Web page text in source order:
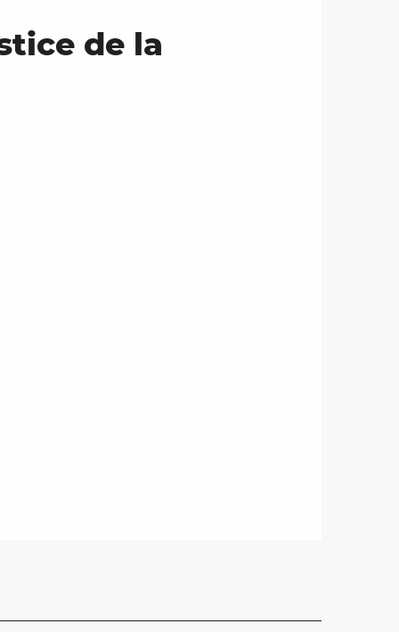
de la